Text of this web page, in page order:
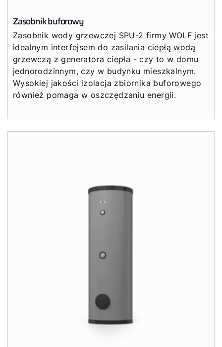
Zasobnik buforowy
Zasobnik wody grzewczej SPU-2 firmy WOLF jest
idealnym interfejsem do zasilania ciepłą wodą
grzewczą z generatora ciepła - czy to w domu
jednorodzinnym, czy w budynku mieszkalnym.
Wysokiej jakości izolacja zbiornika buforowego
również pomaga w oszczędzaniu energii.